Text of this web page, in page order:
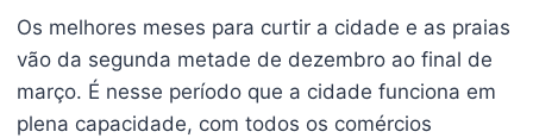
Os melhores meses para curtir a cidade e as praias
vão da segunda metade de dezembro ao final de
março. É nesse período que a cidade funciona em
plena capacidade, com todos os comércios